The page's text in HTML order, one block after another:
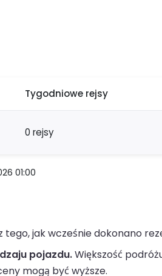
Tygodniowe rejsy
0 rejsy
01:00
jak wcześnie dokonano
pojazdu.Większość
mogą być wyższe.